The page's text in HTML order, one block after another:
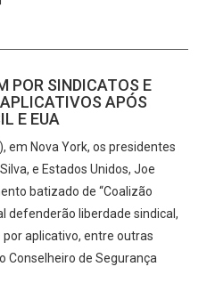
POR SINDICATOS E
APÓS
E EUA
em Nova York, os presidentes
e Estados Unidos, Joe
batizado de “Coalizão
defenderão liberdade sindical,
aplicativo, entre outras
Conselheiro de Segurança